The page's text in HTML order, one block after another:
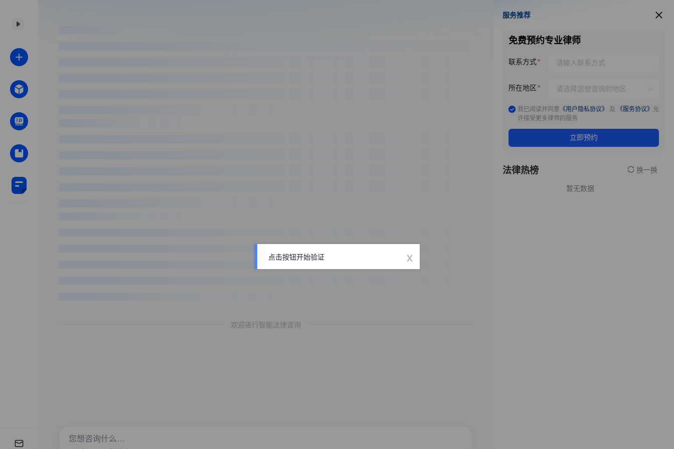
欢迎进行智能法律咨询
服务推荐
服务推荐
免费预约专业律师
联系方式
所在地区
我已阅读并同意 《用户隐私协议》 及 《服务协议》 允
许接受更多律师的服务
立即预约
法律热榜 换一换
暂无数据
点击按钮开始验证 x